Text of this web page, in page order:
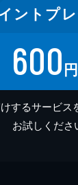
ント プ
600
するサービス
お試しくださ